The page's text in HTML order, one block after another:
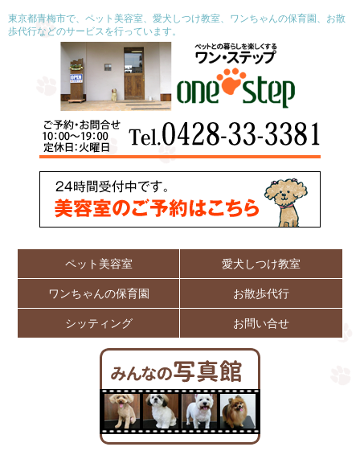
東京都青梅市で、ペット美容室、愛犬しつけ教室、ワンちゃんの保育園、お散
歩代行などのサービスを行っています。
ペット美容室 愛犬しつけ教室
ワンちゃんの保育園 お散歩代行
シッティング お問い合せ